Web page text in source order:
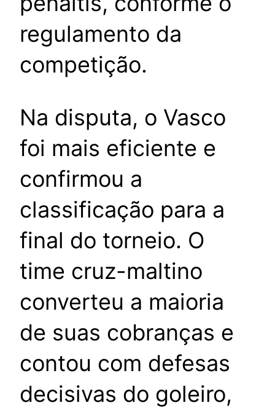
regulamento da
competição.
Na disputa, o Vasco
foi mais eficiente e
confirmou a
classificação para a
final do torneio. O
time cruz-maltino
converteu a maioria
de suas cobranças e
contou com defesas
decisivas do goleiro,